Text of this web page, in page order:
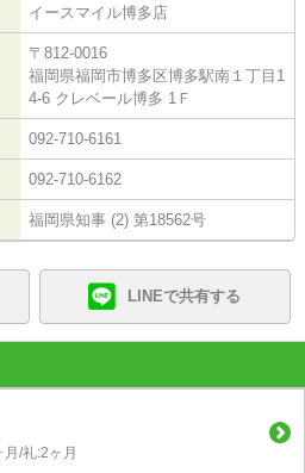
イースマイル博多店
〒812-0016
福岡県福岡市博多区博多駅南１丁目1
4-6 クレベール博多 1Ｆ
092-710-6161
092-710-6162
福岡県知事 (2) 第18562号
LINEで共有する
/礼:2ヶ月